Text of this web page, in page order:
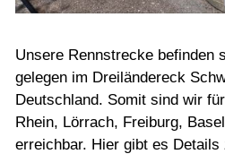
Unsere Rennstrecke befinden
gelegen im Dreiländereck
Deutschland. Somit sind wir
Rhein, Lörrach, Freiburg,
erreichbar. Hier gibt es Details